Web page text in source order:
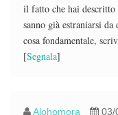
il fatto che hai
sanno già estraniarsi
cosa fondamentale,
[Segnala]
Alohomora 03/